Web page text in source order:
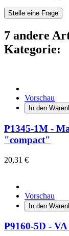
Stelle eine Frage
7 andere
Kategorie:
Vorschau
In den
P1345-1M -
"compact"
20,31 €
Vorschau
In den
P9160-5D -